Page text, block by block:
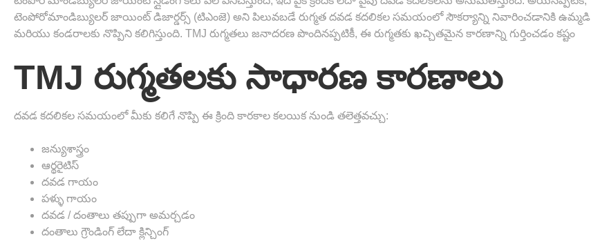
టెంపోరోమాండిబ్యులర్ జాయింట్ డిజార్డర్స్ (టిఎంజె) అని పిలువబడే రుగ్మత దవడ కదలికల సమయంలో సౌకర్యాన్ని నివారించడానికి ఉమ్మడి
మరియు కండరాలకు నొప్పిని కలిగిస్తుంది. TMJ రుగ్మతలు జనాదరణ పొందినప్పటికీ, ఈ రుగ్మతకు ఖచ్చితమైన కారణాన్ని గుర్తించడం కష్టం
TMJ రుగ్మతలకు సాధారణ కారణాలు
దవడ కదలికల సమయంలో మీకు కలిగే నొప్పి ఈ క్రింది కారకాల కలయిక నుండి తలెత్తవచ్చు:
జన్యుశాస్త్రం
ఆర్థరైటిస్
దవడ గాయం
పళ్ళు గాయం
దవడ / దంతాలు తప్పుగా అమర్చడం
దంతాలు గ్రౌండింగ్ లేదా క్లిన్చింగ్